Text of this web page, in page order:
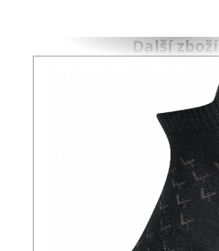
Další zboží